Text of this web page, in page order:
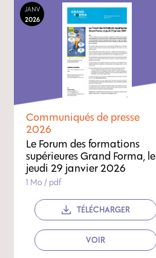
JANV
2026
Communiqués de presse
2026
Le Forum des formations
supérieures Grand Forma, le
jeudi 29 janvier 2026
1 Mo / pdf
TÉLÉCHARGER
VOIR